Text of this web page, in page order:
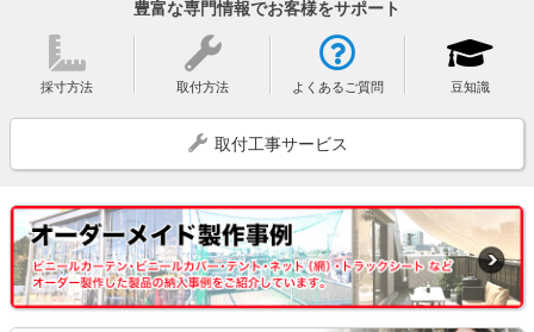
豊富な専門情報でお客様をサポート
採寸方法 取付方法 よくあるご質問 豆知識
取付工事サービス